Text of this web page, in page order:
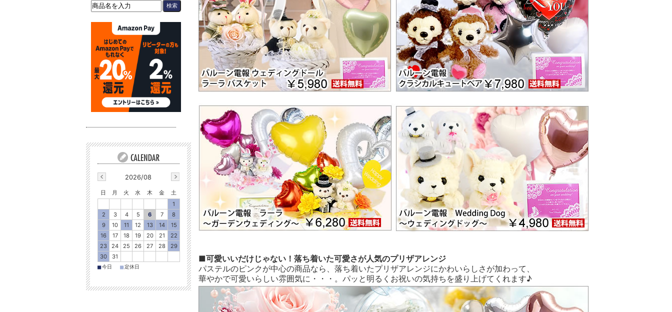
■可愛いいだけじゃない！落ち着いた可愛さが人気のプリザアレンジ
パステルのピンクが中心の商品なら、落ち着いたプリザアレンジにかわいらしさが加わって、
華やかで可愛いらしい雰囲気に・・・。パッと明るくお祝いの気持ちを盛り上げてくれます♪
2026/08
日 月 火 水 木 金
土
1
2
3 4 5 6 7
8
9
10 11 12 13 14
15
16
17 18 19 20 21
22
23
24 25 26 27 28
29
30
31
■今日 ■定休日